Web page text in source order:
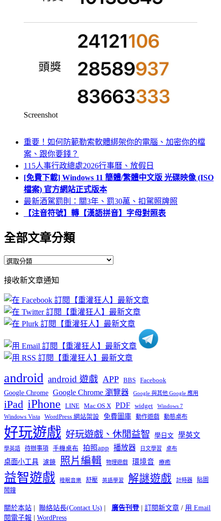
Screenshot
重要！如何防範勒索軟體綁架你的電腦、加密你的檔
案、跟你要錢？
115人事行政總處2026行事曆、放假日
[免費下載] Windows 11 簡體/繁體中文版 光碟映像 (ISO
檔案) 官方網站正式版本
最新酒駕罰則：關3年、罰30萬、扣駕照牌照
【注音符號】轉【漢語拼音】字母對照表
全部文章分類
全
文
章
分
類
接收新文章通知
android android 遊戲 APP BBS Facebook
Google Chrome Google Chrome 瀏覽器 Google 與其他 Google 應用
iPad iPhone LINE Mac OS X PDF widget Windows 7
Windows Vista WordPress 網站架設 免費圖庫 動作遊戲 動態桌布
好玩遊戲 好玩遊戲、休閒益智 學日文 學英文
學英語 待辦事項 手機桌布 拍照app 播放器 日文學習 桌布
桌面小工具 濾鏡 照片編輯 物理遊戲 環境音 療癒
益智遊戲 睡眠音樂 舒壓 英語學習 解謎遊戲 計時器
貼圖
鬧鐘
關於本站 聯絡站長(Contact Us) 廣告刊登| 訂閱新文章 / 用 Email
閱電子報
WordPress